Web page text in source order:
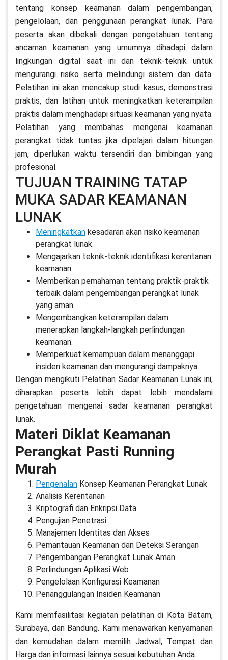
tentang konsep keamanan dalam pengembangan,
pengelolaan, dan penggunaan perangkat lunak. Para
peserta akan dibekali dengan pengetahuan tentang
ancaman keamanan yang umumnya dihadapi dalam
lingkungan digital saat ini dan teknik-teknik untuk
mengurangi risiko serta melindungi sistem dan data.
Pelatihan ini akan mencakup studi kasus, demonstrasi
praktis, dan latihan untuk meningkatkan keterampilan
praktis dalam menghadapi situasi keamanan yang nyata.
Pelatihan yang membahas mengenai keamanan
perangkat tidak tuntas jika dipelajari dalam hitungan
jam, diperlukan waktu tersendiri dan bimbingan yang
profesional.
TUJUAN TRAINING TATAP
MUKA SADAR KEAMANAN
LUNAK
Meningkatkan kesadaran akan risiko keamanan
perangkat lunak.
Mengajarkan teknik-teknik identifikasi kerentanan
keamanan.
Memberikan pemahaman tentang praktik-praktik
terbaik dalam pengembangan perangkat lunak
yang aman.
Mengembangkan keterampilan dalam
menerapkan langkah-langkah perlindungan
keamanan.
Memperkuat kemampuan dalam menanggapi
insiden keamanan dan mengurangi dampaknya.
Dengan mengikuti Pelatihan Sadar Keamanan Lunak ini,
diharapkan peserta lebih dapat lebih mendalami
pengetahuan mengenai sadar keamanan perangkat
lunak.
Materi Diklat Keamanan
Perangkat Pasti Running
Murah
Pengenalan Konsep Keamanan Perangkat Lunak
Analisis Kerentanan
Kriptografi dan Enkripsi Data
Pengujian Penetrasi
Manajemen Identitas dan Akses
Pemantauan Keamanan dan Deteksi Serangan
Pengembangan Perangkat Lunak Aman
Perlindungan Aplikasi Web
Pengelolaan Konfigurasi Keamanan
Penanggulangan Insiden Keamanan
Kami memfasilitasi kegiatan pelatihan di Kota Batam,
Surabaya, dan Bandung. Kami menawarkan kenyamanan
dan kemudahan dalam memilih Jadwal, Tempat dan
Harga dan informasi lainnya sesuai kebutuhan Anda.